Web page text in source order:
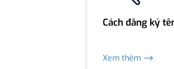
Cách đăng ký
Xem thêm ⟶